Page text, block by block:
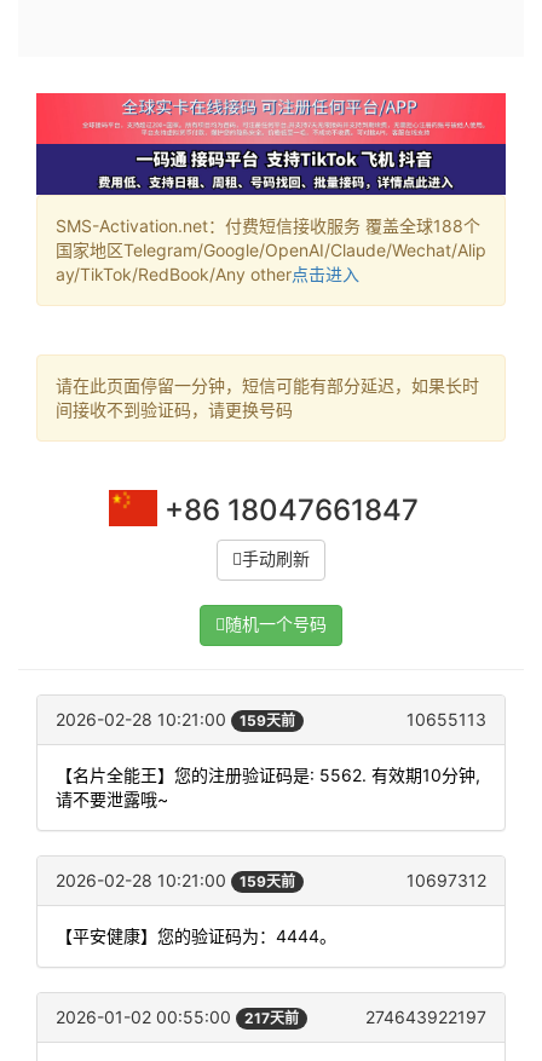
SMS-Activation.net：付费短信接收服务 覆盖全球188个
国家地区Telegram/Google/OpenAI/Claude/Wechat/Alip
ay/TikTok/RedBook/Any other点击进入
请在此页面停留一分钟，短信可能有部分延迟，如果长时
间接收不到验证码，请更换号码
+86 18047661847
手动刷新
随机一个号码
2026-02-28 10:21:00 159天前 10655113
【名片全能王】您的注册验证码是: 5562. 有效期10分钟,
请不要泄露哦~
2026-02-28 10:21:00 159天前 10697312
【平安健康】您的验证码为：4444。
2026-01-02 00:55:00 217天前 274643922197